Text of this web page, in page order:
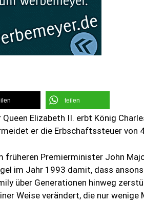
teilen
Elizabeth II. erbt König
er die Erbschaftssteuer von
früheren Premierminister John
im Jahr 1993 damit, dass
über Generationen hinweg
Weise verändert, die nur wenige